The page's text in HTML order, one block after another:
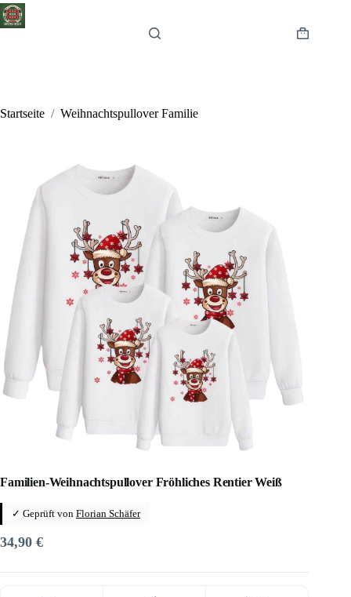
Zum
Inhalt
Warenkorb
Startseite / Weihnachtspullover Familie
Familien-Weihnachtspullover Fröhliches Rentier Weiß
✓ Geprüft von Florian Schäfer
34,90 €